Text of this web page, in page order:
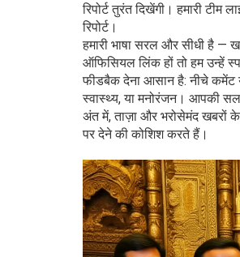
रिपोर्ट तुरंत दिखेंगी। हमारी
रिपोर्ट।
हमारी भाषा सरल और सीधी है —
ऑफिसियल लिंक हों तो हम उन्हें
फीडबैक देना आसान है: नीचे कमेंट
स्वास्थ्य, या मनोरंजन। आपकी
अंत में, ताज़ा और भरोसेमंद खबरों
पर देने की कोशिश करते हैं।